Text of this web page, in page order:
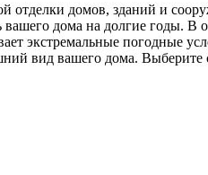
домов, зданий и
дома на долгие годы. В
экстремальные погодные
вид вашего дома. Выберите